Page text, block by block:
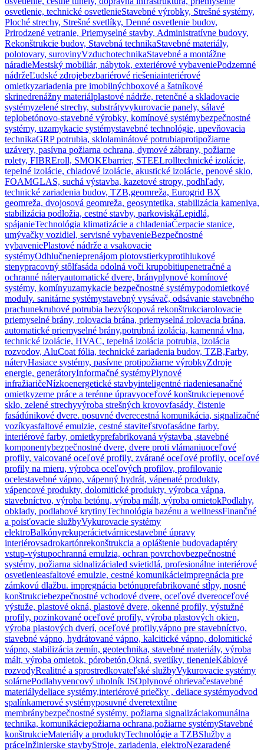
osvetlenie, technické osvetlenieStavebné výrobky, Strešné systémy,
Ploché strechy, Strešné svetlíky, Denné osvetlenie budov,
Prirodzené vetranie, Priemyselné stavby, Administratívne budovy,
Rekonštrukcie budov, Stavebná technikaStavebné materiály,
polotovary, surovinyVzduchotechnikaStavebné a montážne
náradieMestský mobiliár, nábytok, exteriérové vybaveniePodzemné
nádržeĽudské zdrojebezbariérové riešeniainteriérové
omietkyzariadenia pre imobilnýchboxové a šatníkové
skrinedrenážny materiálplastové nádrže, retenčné a skladovacie
systémyzelené strechy, substrátyvykurovacie panely, sálavé
teplobetónovo-stavebné výrobky, komínové systémybezpečnostné
systémy, uzamykacie systémystavebné technológie, upevňovacia
technikaGRP potrubia, sklolaminátové potrubiaprotipožiarne
uzávery, pasívna požiarna ochrana, dymové zábrany, požiarne
rolety, FIBREroll, SMOKEbarrier, STEELrolltechnické izolácie,
tepelné izolácie, chladové izolácie, akustické izolácie, penové sklo,
FOAMGLAS, suchá výstavba, kazetové stropy, podhľady,
technické zariadenia budov, TZB,geomreža, Eurogrid BX
geomreža, dvojosová geomreža, geosyntetika, stabilizácia kameniva,
stabilizácia podložia, cestné stavby, parkoviskáLepidlá,
spájanieTechnológia klimatizácie a chladeniaČerpacie stanice,
umývačky vozidiel, servisné vybavenieBezpečnostné
vybaveniePlastové nádrže a vsakovacie
systémyOdhlučnenieprenájom plotovstierkyprotihlukové
stenypracovný stôlfasáda odolná voči krupobitiupenetračné a
ochranné náteryautomatické dvere, brányplynové komínové
systémy, komínyuzamykacie bezpečnostné systémypodomietkové
moduly. sanitárne systémystavebný vysávač, odsávanie stavebného
prachunekruhové potrubia bezvýkopová rekonštrukciarolovacie
priemyselné brány, rolovacia brána, priemyselná rolovacia brána,
automatické priemyselné brány,potrubná izolácia, kamenná vlna,
technické izolácie, HVAC, tepelná izolácia potrubia, izolácia
rozvodov, AluCoat fólia, technické zariadenia budov, TZB,Farby,
náteryHasiace systémy, pasívne protipožiarne výrobkyZdroje
energie, generátoryInformačné systémyPlynové
infražiaričeNízkoenergetické stavbyinteligentné riadeniesanačné
omietkyzeme práce a terénne úpravyoceľové konštrukciepenové
sklo, zelené strechyvýroba strešných krovovfasády, čistenie
fasádúnikové dvere. posuvné dverecestná komunikácia, signalizačné
vozíkyasfaltové emulzie, cestné staviteľstvofasádne farby.
interiérové farby, omietkyprefabrikovaná výstavba ,stavebné
komponentybezpečnostné dvere, dvere proti vlámaniuoceľové
profily, valcované oceľové profily, zvárané oceľové profily, oceľové
profily na mieru, výrobca oceľových profilov, profilovanie
ocelestavebné vápno, vápenný hydrát, vápenaté produkty,
vápencové produkty, dolomitické produkty, výrobca vápna,
stavebníctvo, výroba betónu, výroba mált, výroba omietokPodlahy,
obklady, podlahové krytinyTechnológia bazénu a wellnessFinančné
a poisťovacie službyVykurovacie systémy
elektroBalkónyrekuperácietvárnicestavebné úpravy
interiérovsadrokartónrekonštrukcia a opláštenie budovadaptéry
vstup-výstupochranná emulzia, ochran povrchovbezpečnostné
systémy, požiarna sidnalizácialed svietidlá, profesionálne interiérové
osvetlenieasfaltové emulzie, cestné komunikácieimpregnácia pre
zámkovú dlažbu. impregnácia betónuprefabrikované stĺpy, nosné
konštrukciebezpečnostné vchodové dvere, oceľové dvereoceľové
výstuže, plastové okná, plastové dvere, okenné profily, výstužné
profily, pozinkované oceľové profily, výroba plastových okien,
výroba plastových dverí, oceľové profily,vápno pre stavebníctvo,
stavebné vápno, hydrátované vápno, kalcitické vápno, dolomitické
vápno, stabilizácia zemín, geotechnika, stavebné materiály, výroba
mált, výroba omietok, pórobetón,Okná, svetlíky, tienenieKáblové
rozvodyRealitné a sprostredkovateľské službyVykurovacie systémy
solárnePodlahyvencový uholník ISOplynové ohrievačestavebné
materiálydeliace systémy,interiérové priečky , deliace systémyodvod
spalínkamerové systémyposuvné dveretextílne
membránybezpečnostné systémy. požiarna signalizáciakomunálna
technika, komunikáciepožiarna ochrana,požiarne systémyStavebné
konštrukcieMateriály a produktyTechnológie a TZBSlužby a
práceInžinierske stavbyStroje, zariadenia, elektroNezaradené